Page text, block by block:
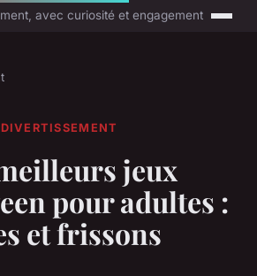
avec curiosité et engagement
DIVERTISSEMENT
jeux
pour adultes :
et frissons